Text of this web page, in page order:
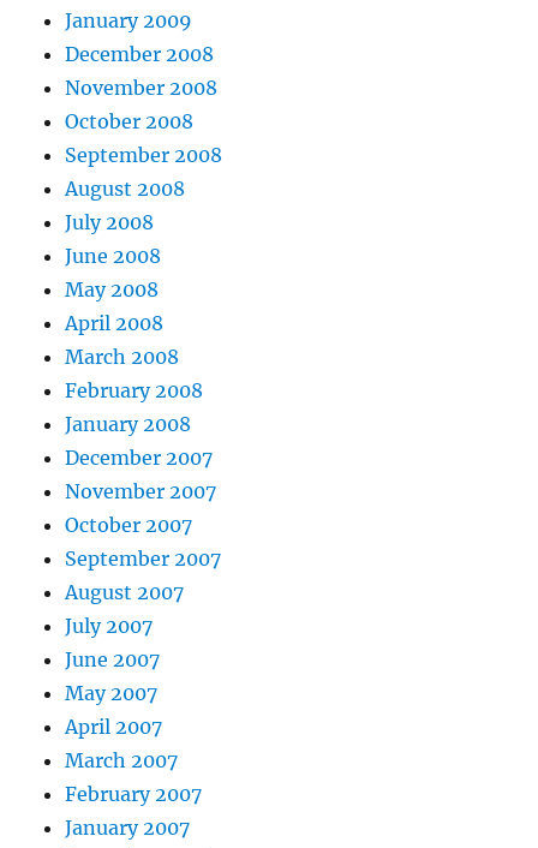
January 2009
December 2008
November 2008
October 2008
September 2008
August 2008
July 2008
June 2008
May 2008
April 2008
March 2008
February 2008
January 2008
December 2007
November 2007
October 2007
September 2007
August 2007
July 2007
June 2007
May 2007
April 2007
March 2007
February 2007
January 2007